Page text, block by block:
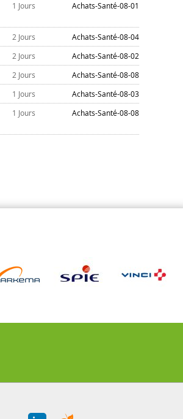
1 Jours Achats-Santé-08-01
2 Jours Achats-Santé-08-04
2 Jours Achats-Santé-08-02
2 Jours Achats-Santé-08-08
1 Jours Achats-Santé-08-03
1 Jours Achats-Santé-08-08